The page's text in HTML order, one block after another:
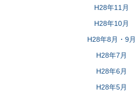
H28年11月
H28年10月
H28年8月・9月
H28年7月
H28年6月
H28年5月